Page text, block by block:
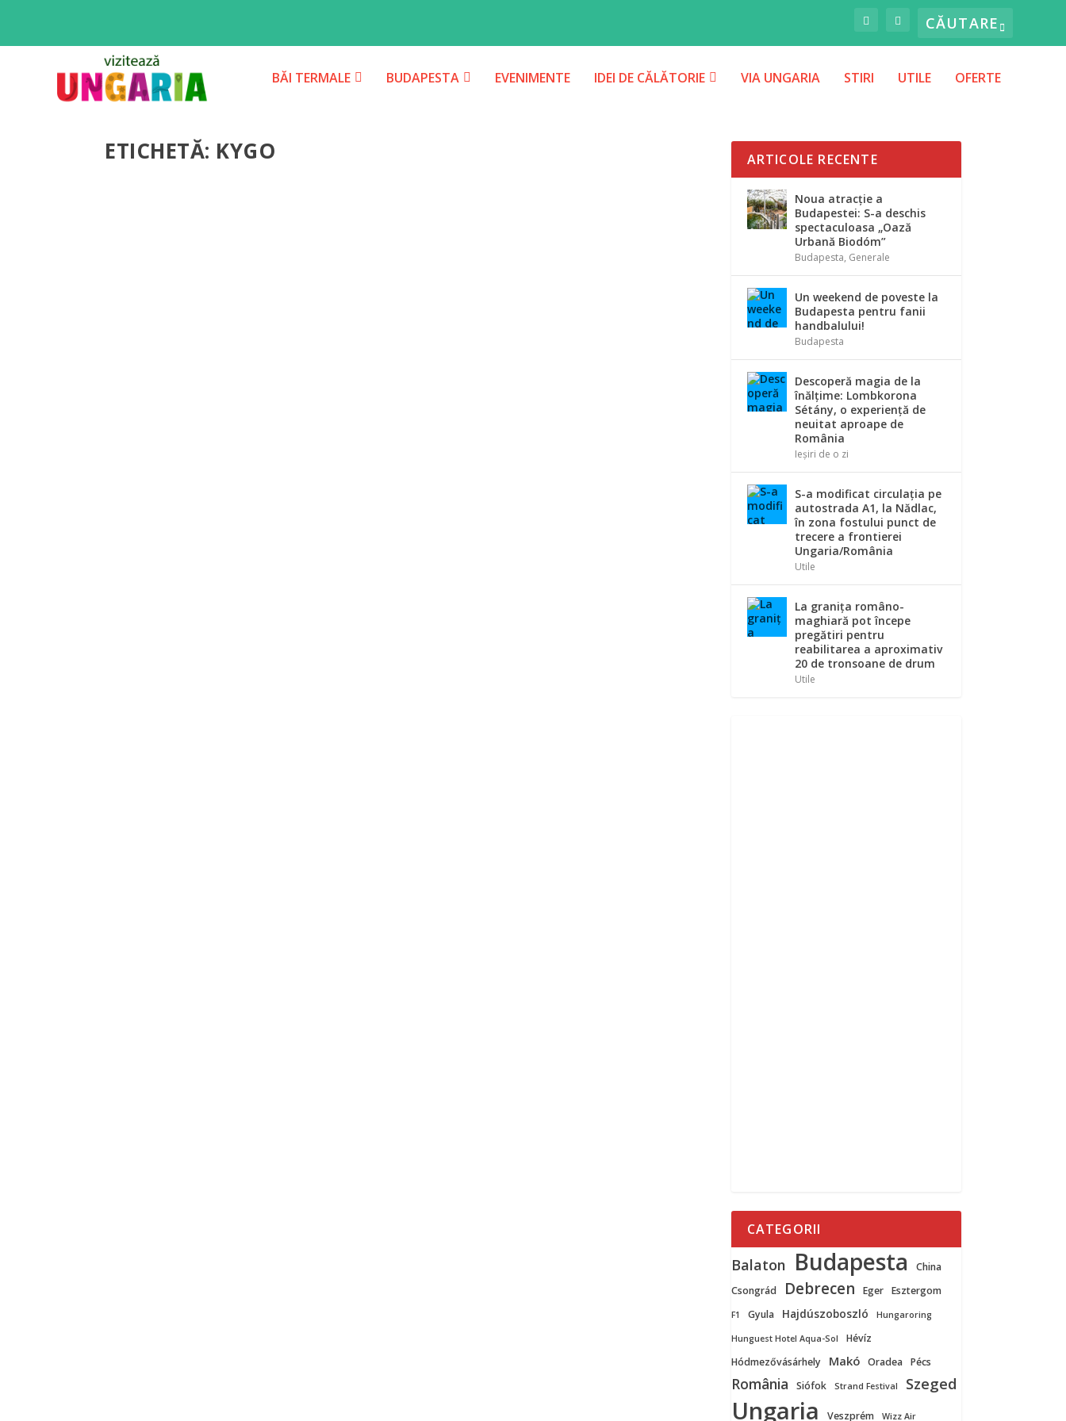
BĂI TERMALE BUDAPESTA EVENIMENTE IDEI DE CĂLĂTORIE VIA UNGARIA STIRI UTILE OFERTE
ETICHETĂ: KYGO ARTICOLE RECENTE
Noua atracție a
Budapestei: S-a deschis
spectaculoasa „Oază
Urbană Biodóm”
Budapesta, Generale
Un weekend de poveste la
Budapesta pentru fanii
handbalului!
Budapesta
Descoperă magia de la
înălțime: Lombkorona
Sétány, o experiență de
neuitat aproape de
România
Ieșiri de o zi
S-a modificat circulația pe
autostrada A1, la Nădlac,
în zona fostului punct de
trecere a frontierei
Ungaria/România
Utile
La graniţa româno-
maghiară pot începe
pregătiri pentru
reabilitarea a aproximativ
20 de tronsoane de drum
Utile
CATEGORII
Balaton Budapesta
China
Csongrád
Debrecen Eger Esztergom
F1 Gyula Hajdúszoboszló Hungaroring
Hunguest Hotel Aqua-Sol
Hévíz
Hódmezővásárhely
Makó Oradea Pécs
România Siófok Strand Festival Szeged
Ungaria Veszprém Wizz Air